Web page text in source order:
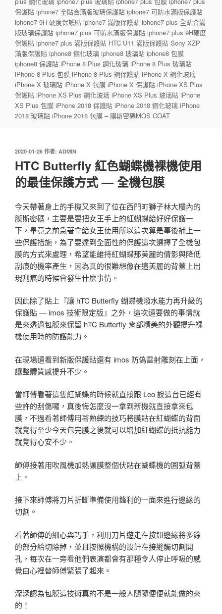
保護貼 iphone7 全貼合滿版玻璃保護貼 iphone7 可防水滿版保護貼
iphone7 9H 硬度保護貼 iphone7 滿版保護貼 iphone7 plus 全貼合滿
版玻璃保護貼 iphone7 plus 可防水滿版保護貼 iphone7 plus 9H硬度
保護貼 iphone7 plus 滿版保護貼 HTC U11 滿版保護貼 Sony XZP
滿版保護貼 iphone8 鋼化玻璃 iphone8 玻璃貼 iphone8 包膜
iphone8 保護貼 iPhone 8 Plus 鋼化玻璃 iPhone 8 Plus 玻璃貼
iPhone 8 Plus 包膜 iPhone 8 Plus 鋼保護貼 iPhone X 鋼化玻璃
iPhone X 玻璃貼 iPhone X 包膜 iPhone X 保護貼 iPhone XS Plus
保護貼 iPhone XS Plus 鋼化玻璃 iPhone XS Plus 玻璃貼 iPhone
XS Plus 包膜 iPhone 2018 保護貼 iPhone 2018 鋼化玻璃 iPhone
2018 玻璃貼 iPhone 2018 包膜 – 膜斯密碼MOS COAT
發
於
2020-01-26 作者: ADMIN
HTC Butterfly 紅色蝴蝶機裸機使用
的最佳保護方式 — 全機包膜
今天帶著身上的手機又來到了位在西門町獅子林大樓內的
膜斯密碼，主要是要把女王手上的紅蝴蝶給好好保護一
下，畢竟之前急著拿給女王使用所以這次算是事後補上一
些保護措施，為了要達到全面性的保護這次選擇了全機包
膜的方式來處理，希望能維持紅蝴蝶那美麗的倩影與降低
刮痕的機率產生，因為真的很難想像在這美麗的背蓋上出
現刮痕的時候會發生什麼事情。
因此除了貼上『讓 hTC Butterfly 蝴蝶機潑水能力再升級的
保護貼 — imos 技術限定版』之外，這次還要做的事情就
是來透過包膜來保留 hTC Butterfly 背部精美的外觀提升裸
機使用時的防護能力。
在現場還看到新版保護貼還有 imos 防偽雷射雕刻在上面，
讓整體質感提升不少。
當師傅看著這隻紅蝴蝶的時候就直接跟 Leo 說這台已經有
些許的刮傷囉，真後悔怎麼沒一拿到新機就直接拿來包
膜，不過看著師傅用著熟練的技巧將膜貼在紅蝴蝶的背面
就覺得至少今天包完膜之後就可以增加紅蝴蝶的抵抗能力
就覺得心安不少。
師傅接著用吹風機加熱讓膜整個伏貼在蝴蝶機的圓弧背蓋
上。
接下來師傅將刀片折斷準備使用鋒利的一面來進行邊緣的
切割。
看著師傅的細心與巧手，利用刀片遊走在按鈕邊緣將多餘
的部分給切除掉，並且按照機構的設計在接縫觸切割開
孔，每次在一旁看他們表演都會有那種令人停止呼吸的感
覺由心裡替師傅緊張了起來。
深深認為包膜這技術真的不是一般人隨隨便便就能做的來
的！